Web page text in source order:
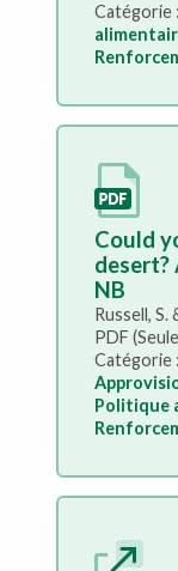
Catégorie
Could
desert?
NB
Russell, S.
PDF
Catégorie
Politique